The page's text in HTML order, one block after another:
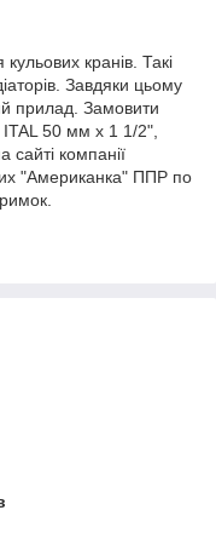
кранів. Такі
Завдяки цьому
прилад. Замовити
50 мм х 1 1/2",
сайті компанії
"Американка" ППР по